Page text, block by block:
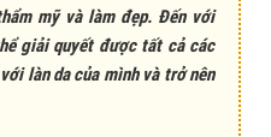
mỹ và làm đẹp. Đến với
giải quyết được tất cả các
làn da của mình và trở nên